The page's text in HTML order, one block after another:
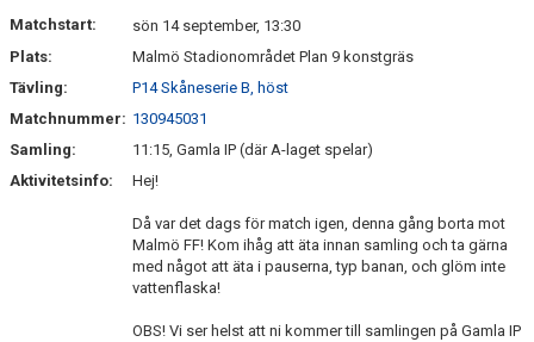
Matchstart:
sön 14 september, 13:30
Plats:
Malmö Stadionområdet Plan 9 konstgräs
Tävling:
P14 Skåneserie B, höst
Matchnummer: 130945031
Samling:
11:15, Gamla IP (där A-laget spelar)
Aktivitetsinfo:
Hej!
Då var det dags för match igen, denna gång borta mot
Malmö FF! Kom ihåg att äta innan samling och ta gärna
med något att äta i pauserna, typ banan, och glöm inte
vattenflaska!
OBS! Vi ser helst att ni kommer till samlingen på Gamla IP